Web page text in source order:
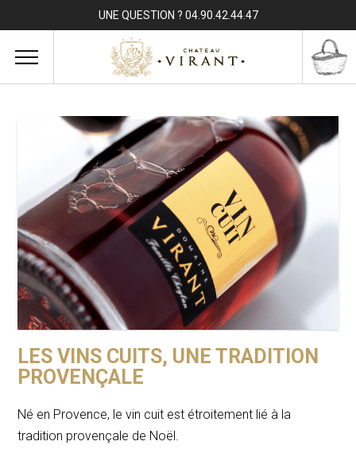
UNE QUESTION ? 04.90.42.44.47
LES VINS CUITS, UNE TRADITION
PROVENÇALE
Né en Provence, le vin cuit est étroitement lié à la
tradition provençale de Noël.